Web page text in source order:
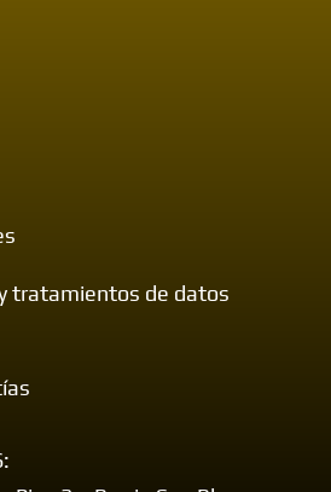
tratamientos de datos